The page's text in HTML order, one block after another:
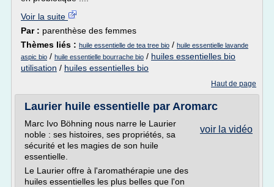
Voir la suite
Par : parenthèse des femmes
Thèmes liés : huile essentielle de tea tree bio / huile essentielle lavande
aspic bio / huile essentielle bourrache bio / huiles essentielles bio
utilisation / huiles essentielles bio
Haut de page
Laurier huile essentielle par Aromarc
voir la vidéo
Marc Ivo Böhning nous narre le Laurier
noble : ses histoires, ses propriétés, sa
sécurité et les magies de son huile
essentielle.
Le Laurier offre à l'aromathérapie une des
huiles essentielles les plus belles que l'on